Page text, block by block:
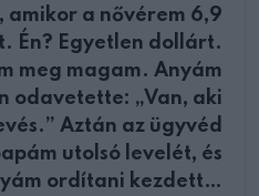
amikor a nővérem 6,9
Én? Egyetlen dollárt.
meg magam. Anyám
odavetette: „Van, aki
Aztán az ügyvéd
utolsó levelét, és
ordítani kezdett…